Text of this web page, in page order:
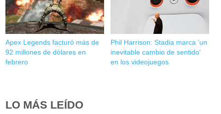
Apex Legends facturó más de
92 millones de dólares en
febrero
Phil Harrison: Stadia marca 'un
inevitable cambio de sentido'
en los videojuegos
LO MÁS LEÍDO